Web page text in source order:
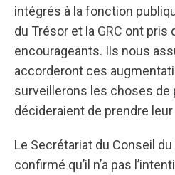
intégrés à la fonction
du Trésor et la GRC ont
encourageants. Ils nous
accorderont ces
surveillerons les choses de
décideraient de prendre
Le Secrétariat du Conseil
confirmé qu’il n’a pas